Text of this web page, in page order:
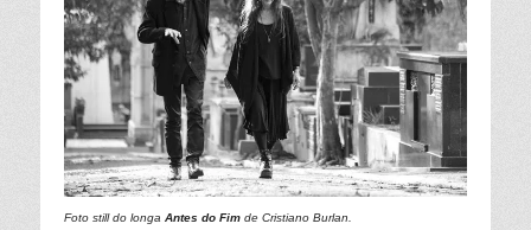
Foto still do longa Antes do Fim de Cristiano Burlan.